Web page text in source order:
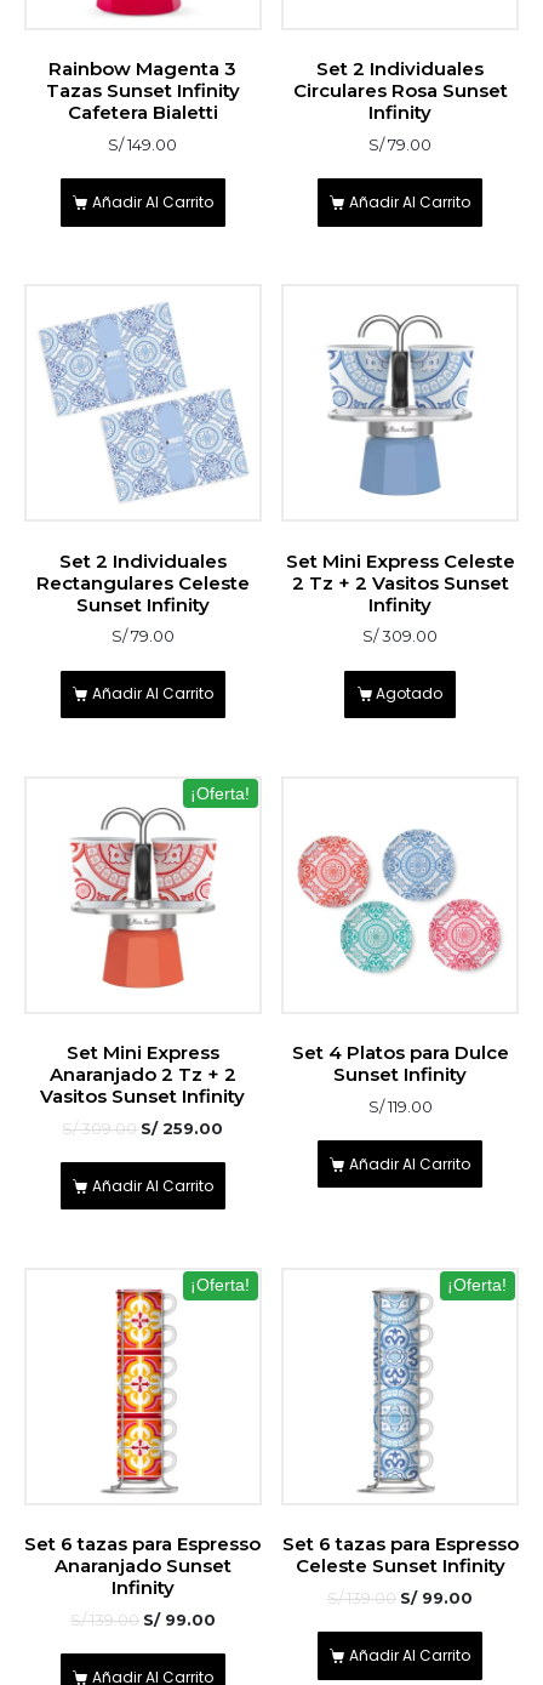
Rainbow Magenta 3
Tazas Sunset Infinity
Cafetera Bialetti
S/149.00
Añadir Al Carrito
Set 2 Individuales
Circulares Rosa Sunset
Infinity
S/79.00
Añadir Al Carrito
Set 2 Individuales
Rectangulares Celeste
Sunset Infinity
S/79.00
Añadir Al Carrito
Set Mini Express Celeste
2 Tz + 2 Vasitos Sunset
Infinity
S/309.00
Agotado
¡Oferta!
Set Mini Express
Anaranjado 2 Tz + 2
Vasitos Sunset Infinity
S/309.00 S/259.00
Añadir Al Carrito
Set 4 Platos para Dulce
Sunset Infinity
S/119.00
Añadir Al Carrito
¡Oferta!
Set 6 tazas para Espresso
Anaranjado Sunset
Infinity
S/139.00 S/99.00
Añadir Al Carrito
¡Oferta!
Set 6 tazas para Espresso
Celeste Sunset Infinity
S/139.00 S/99.00
Añadir Al Carrito